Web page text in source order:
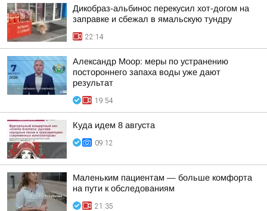
Дикобраз-альбинос перекусил хот-догом на
заправке и сбежал в ямальскую тундру
22:14
Александр Моор: меры по устранению
постороннего запаха воды уже дают
результат
19:54
Куда идем 8 августа
09:12
Маленьким пациентам — больше комфорта
на пути к обследованиям
21:35